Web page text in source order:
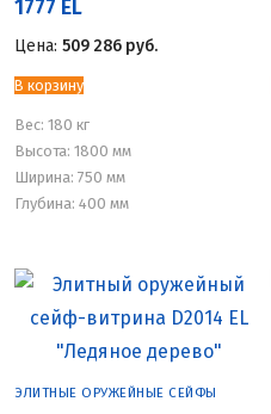
1777 EL
Цена: 509 286 руб.
В корзину
Вес: 180 кг
Высота: 1800 мм
Ширина: 750 мм
Глубина: 400 мм
ЭЛИТНЫЕ ОРУЖЕЙНЫЕ СЕЙФЫ